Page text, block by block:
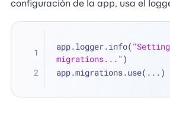
configuración de la app, usa el
app.logger.info(
migrations..." )
app.migrations.use( ... )